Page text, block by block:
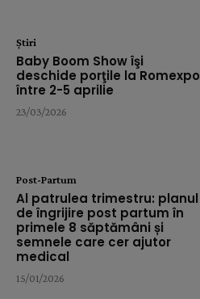
Știri
Baby Boom Show îşi
deschide porţile la Romexpo
între 2-5 aprilie
23/03/2026
Post-Partum
Al patrulea trimestru: planul
de îngrijire post partum în
primele 8 săptămâni și
semnele care cer ajutor
medical
15/01/2026